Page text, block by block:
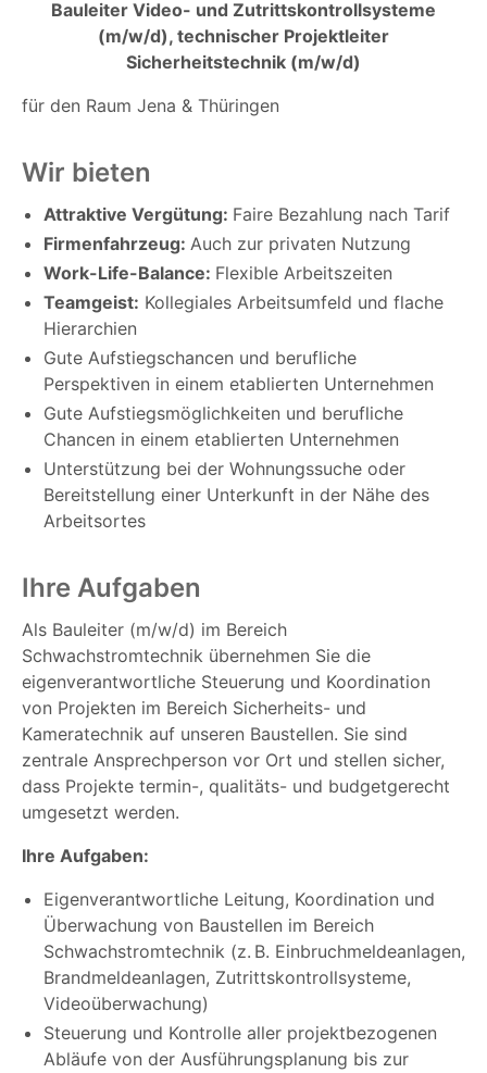
Bauleiter Video- und Zutrittskontrollsysteme
(m/w/d), technischer Projektleiter
Sicherheitstechnik (m/w/d)
für den Raum Jena & Thüringen
Wir bieten
Attraktive Vergütung: Faire Bezahlung nach Tarif
Firmenfahrzeug: Auch zur privaten Nutzung
Work-Life-Balance: Flexible Arbeitszeiten
Teamgeist: Kollegiales Arbeitsumfeld und flache
Hierarchien
Gute Aufstiegschancen und berufliche
Perspektiven in einem etablierten Unternehmen
Gute Aufstiegsmöglichkeiten und berufliche
Chancen in einem etablierten Unternehmen
Unterstützung bei der Wohnungssuche oder
Bereitstellung einer Unterkunft in der Nähe des
Arbeitsortes
Ihre Aufgaben
Als Bauleiter (m/w/d) im Bereich
Schwachstromtechnik übernehmen Sie die
eigenverantwortliche Steuerung und Koordination
von Projekten im Bereich Sicherheits- und
Kameratechnik auf unseren Baustellen. Sie sind
zentrale Ansprechperson vor Ort und stellen sicher,
dass Projekte termin-, qualitäts- und budgetgerecht
umgesetzt werden.
Ihre Aufgaben:
Eigenverantwortliche Leitung, Koordination und
Überwachung von Baustellen im Bereich
Schwachstromtechnik (z. B. Einbruchmeldeanlagen,
Brandmeldeanlagen, Zutrittskontrollsysteme,
Videoüberwachung)
Steuerung und Kontrolle aller projektbezogenen
Abläufe von der Ausführungsplanung bis zur